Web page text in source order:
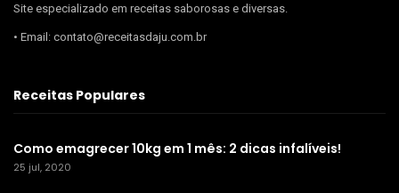
Site especializado em receitas saborosas e diversas.
• Email: contato@receitasdaju.com.br
Receitas Populares
Como emagrecer 10kg em 1 mês: 2 dicas infalíveis!
25 jul, 2020